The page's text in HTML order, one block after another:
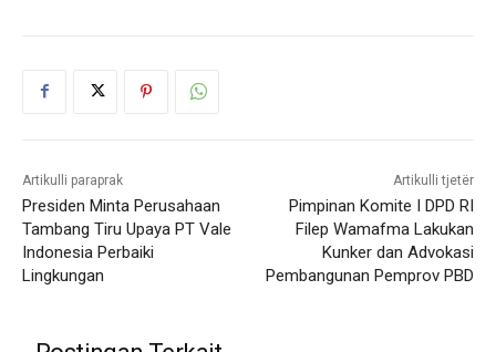
Artikulli paraprak
Presiden Minta Perusahaan
Tambang Tiru Upaya PT Vale
Indonesia Perbaiki
Lingkungan
Artikulli tjetër
Pimpinan Komite I DPD RI
Filep Wamafma Lakukan
Kunker dan Advokasi
Pembangunan Pemprov PBD